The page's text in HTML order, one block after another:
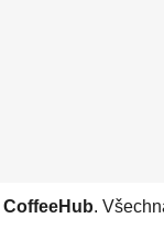
CoffeeHub.